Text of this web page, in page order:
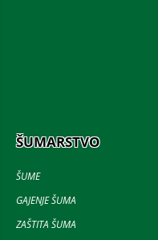
ŠUMARSTVO
ŠUME
GAJENJE ŠUMA
ZAŠTITA ŠUMA